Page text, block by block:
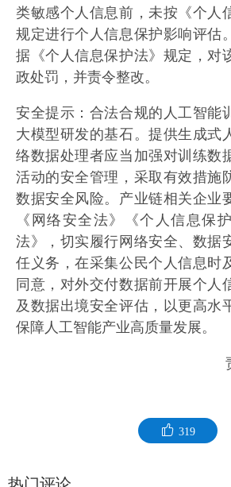
类敏感个人信息前，未按《个人
规定进行个人信息保护影响评估
据《个人信息保护法》规定，对
政处罚，并责令整改。
安全提示：合法合规的人工智能
大模型研发的基石。提供生成式
络数据处理者应当加强对训练数
活动的安全管理，采取有效措施
数据安全风险。产业链相关企业
《网络安全法》《个人信息保
法》，切实履行网络安全、数据
任义务，在采集公民个人信息时
同意，对外交付数据前开展个人
及数据出境安全评估，以更高水
保障人工智能产业高质量发展。
319